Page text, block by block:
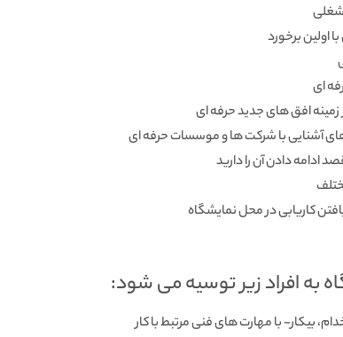
شغلی
اولین برخورد
ای
افق­ های جدید حرفه ­ای
آشنایی با شرکت­ ها و موسسات حرفه ­ای
ادامه دادن آن را دارید
کاریابی در محل نمایشگاه
به افراد زیر توسیه می شود:
بیکار- با مهارت های فنی مرتبط با کار